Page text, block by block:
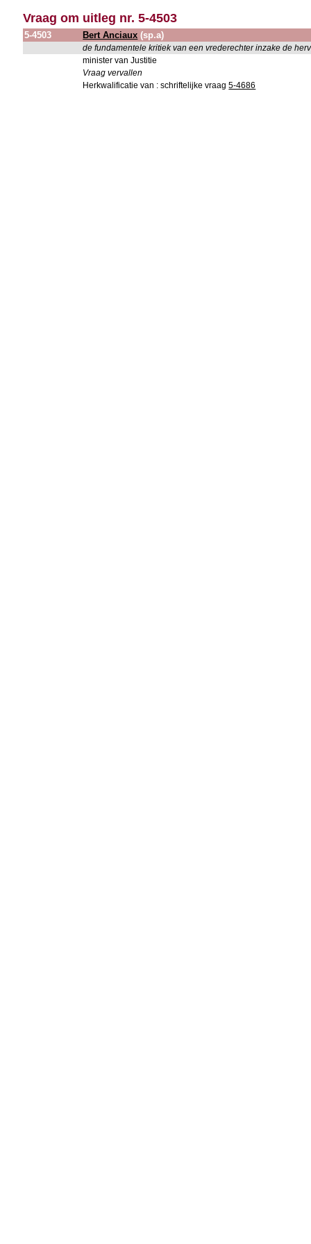
Vraag om uitleg nr. 5-4503
5-4503 Bert Anciaux (sp.a)
de fundamentele kritiek van een vrederechter inzake de
minister van Justitie
Vraag vervallen
Herkwalificatie van : schriftelijke vraag5-4686